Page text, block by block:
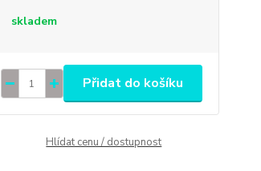
skladem
Přidat do košíku
Hlídat cenu / dostupnost